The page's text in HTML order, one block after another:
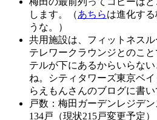
します。（あちらは進化す
うな。）
共用施設は、フィットネスル
テレワークラウンジとのこ
テルが下にあるからいらな
ね。シティタワーズ東京ベ
らえもんさんのブログに書い
戸数：梅田ガーデンレジデ
134戸（現状215戸変更予定）